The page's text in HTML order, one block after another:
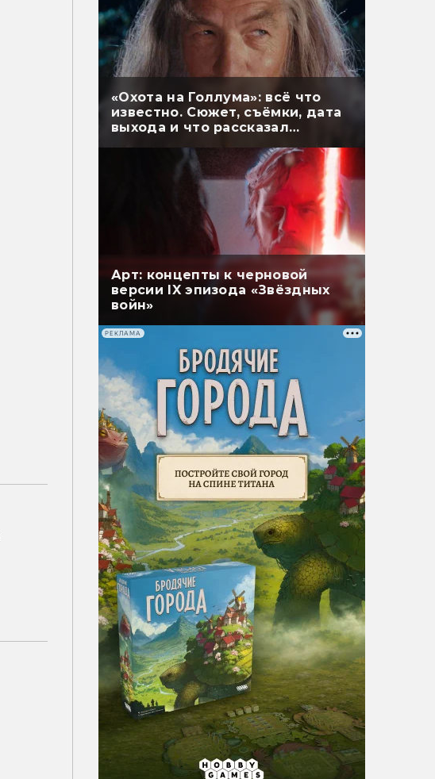
«Охота на Голлума»: всё что
известно. Сюжет, съёмки, дата
выхода и что рассказал
Арт: концепты к черновой
версии IX эпизода «Звёздных
войн»
РЕКЛАМА